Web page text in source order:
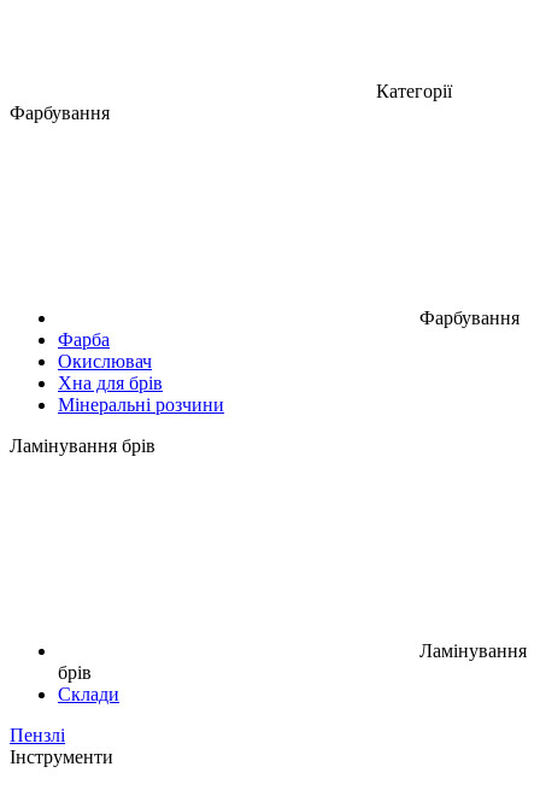
Категорії
Фарбування
Фарбування
Фарба
Окислювач
Хна для брів
Мінеральні розчини
Ламінування брів
Ламінування
брів
Склади
Пензлі
Інструменти